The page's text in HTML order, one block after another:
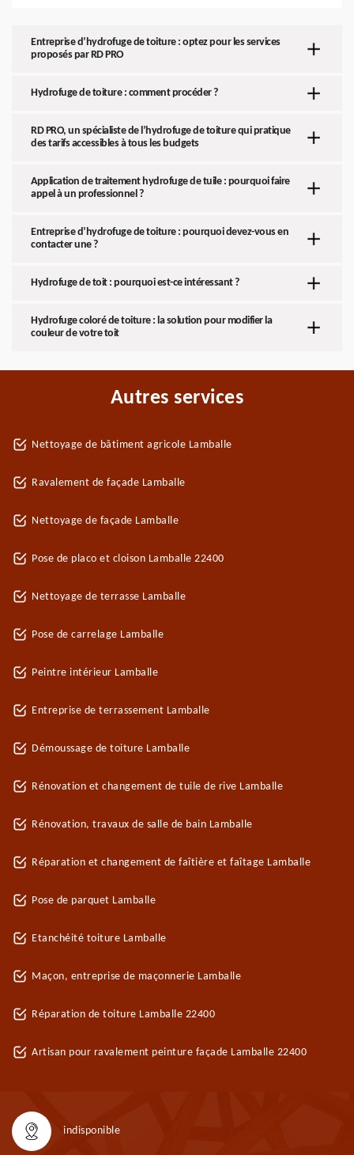
Entreprise d’hydrofuge de toiture : optez pour les services
proposés par RD PRO
Hydrofuge de toiture : comment procéder ?
RD PRO, un spécialiste de l’hydrofuge de toiture qui pratique
des tarifs accessibles à tous les budgets
Application de traitement hydrofuge de tuile : pourquoi faire
appel à un professionnel ?
Entreprise d’hydrofuge de toiture : pourquoi devez-vous en
contacter une ?
Hydrofuge de toit : pourquoi est-ce intéressant ?
Hydrofuge coloré de toiture : la solution pour modifier la
couleur de votre toit
Autres services
Nettoyage de bâtiment agricole Lamballe
Ravalement de façade Lamballe
Nettoyage de façade Lamballe
Pose de placo et cloison Lamballe 22400
Nettoyage de terrasse Lamballe
Pose de carrelage Lamballe
Peintre intérieur Lamballe
Entreprise de terrassement Lamballe
Démoussage de toiture Lamballe
Rénovation et changement de tuile de rive Lamballe
Rénovation, travaux de salle de bain Lamballe
Réparation et changement de faîtière et faîtage Lamballe
Pose de parquet Lamballe
Etanchéité toiture Lamballe
Maçon, entreprise de maçonnerie Lamballe
Réparation de toiture Lamballe 22400
Artisan pour ravalement peinture façade Lamballe 22400
indisponible